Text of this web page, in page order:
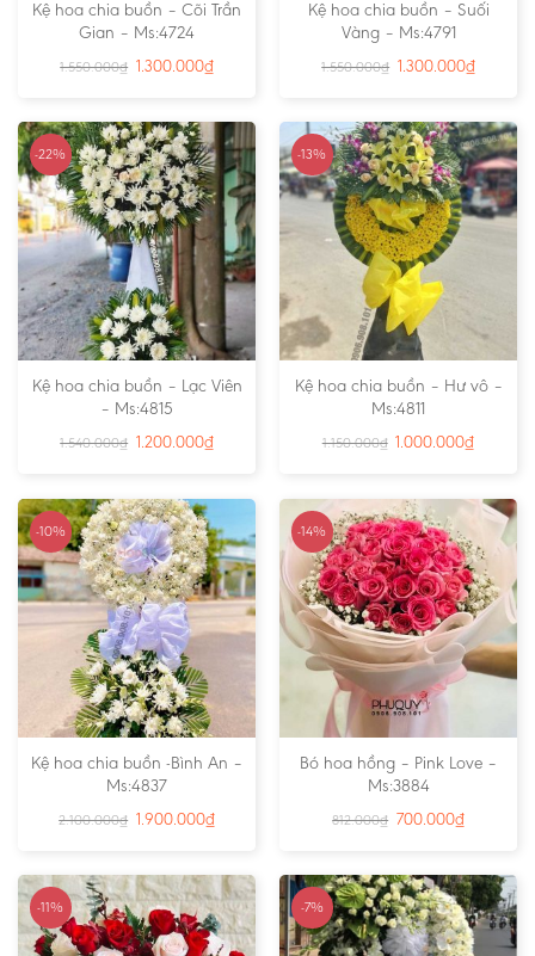
Kệ hoa chia buồn – Cõi Trần
Gian – Ms:4724
1.550.000₫ 1.300.000₫
Kệ hoa chia buồn – Suối
Vàng – Ms:4791
1.550.000₫ 1.300.000₫
-22%
Kệ hoa chia buồn – Lạc Viên
– Ms:4815
1.540.000₫ 1.200.000₫
-13%
Kệ hoa chia buồn – Hư vô –
Ms:4811
1.150.000₫ 1.000.000₫
-10%
Kệ hoa chia buồn -Bình An –
Ms:4837
2.100.000₫ 1.900.000₫
-14%
Bó hoa hồng – Pink Love –
Ms:3884
812.000₫ 700.000₫
-11% -7%